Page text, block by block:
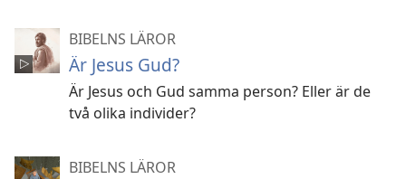
BIBELNS LÄROR
Är Jesus Gud?
Är Jesus och Gud samma person? Eller är de
två olika individer?
BIBELNS LÄROR